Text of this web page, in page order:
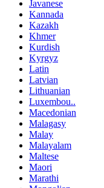
Javanese
Kannada
Kazakh
Khmer
Kurdish
Kyrgyz
Latin
Latvian
Lithuanian
Luxembou..
Macedonian
Malagasy
Malay
Malayalam
Maltese
Maori
Marathi